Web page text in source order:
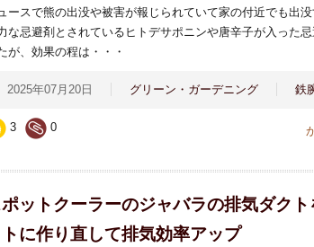
ースで熊の出没や被害が報じられていて家の付近でも出
な忌避剤とされているヒトデサポニンや唐辛子が入った
が、効果の程は・・・
2025年07月20日 グリーン・ガーデニング 鉄
3 0
ポットクーラーのジャバラの排気ダク
に作り直して排気効率アップ